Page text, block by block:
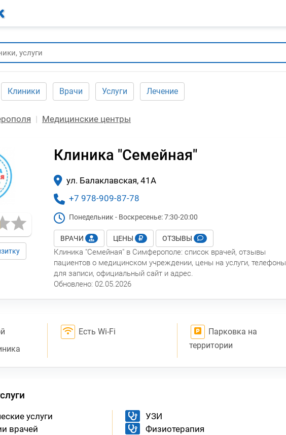
Клиники Врачи Услуги Лечение
Медицинские центры
Клиника "Семейная"
ул. Балаклавская, 41А
+7 978-909-87-78
Понедельник - Воскресенье:7:30-20:00
ВРАЧИ ЦЕНЫ ОТЗЫВЫ
Клиника "Семейная" в Симферополе: список врачей, отзывы
пациентов о медицинском учреждении, цены на услуги, телефоны
для записи, официальный сайт и адрес.
Обновлено: 02.05.2026
Есть Wi-Fi
Парковка на
территории
услуги
врачей
УЗИ
Физиотерапия